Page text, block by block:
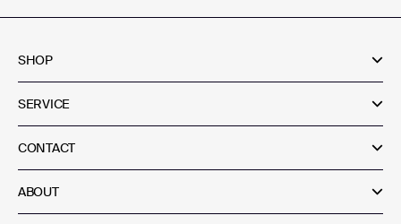
SHOP
SERVICE
CONTACT
ABOUT